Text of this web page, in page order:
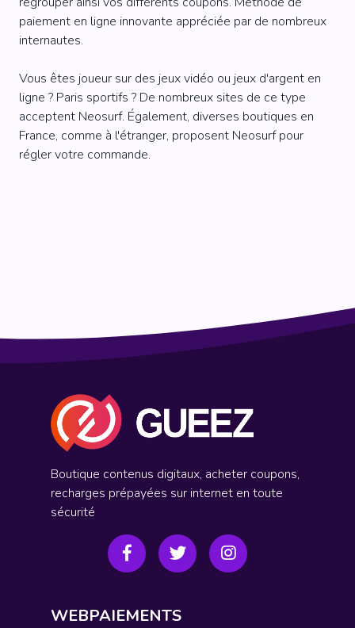
paiement en ligne innovante appréciée par de nombreux
internautes.
Vous êtes joueur sur des jeux vidéo ou jeux d'argent en
ligne ? Paris sportifs ? De nombreux sites de ce type
acceptent Neosurf. Également, diverses boutiques en
France, comme à l'étranger, proposent Neosurf pour
régler votre commande.
Boutique contenus digitaux, acheter coupons,
recharges prépayées sur internet en toute
sécurité
WEBPAIEMENTS